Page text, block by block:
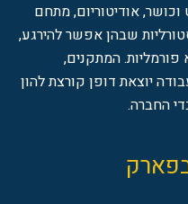
אודיטוריום, מתחם
שבהן אפשר להירגע,
המתקנים,
יוצאת דופן קורצת להון
החברה.